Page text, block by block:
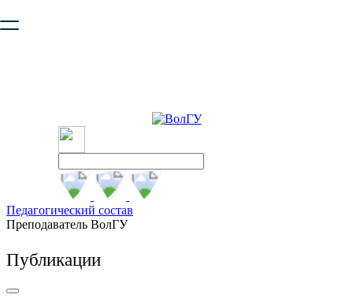
безопасную работу с сайтом. Пожалуйста
Педагогический состав
Преподаватель ВолГУ
Публикации